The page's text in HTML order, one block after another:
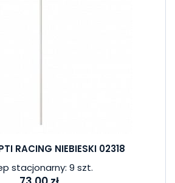
RACING NIEBIESKI 02318
stacjonarny: 9 szt.